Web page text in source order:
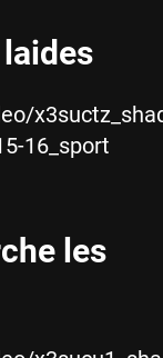
16_sport
les